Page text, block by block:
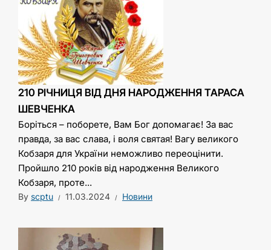
210 РІЧНИЦЯ ВІД ДНЯ НАРОДЖЕННЯ ТАРАСА
ШЕВЧЕНКА
Боріться – поборете, Вам Бог допомагає! За вас
правда, за вас слава, і воля святая! Вагу великого
Кобзаря для України неможливо переоцінити.
Пройшло 210 років від народження Великого
Кобзаря, проте...
By scptu 11.03.2024 Новини